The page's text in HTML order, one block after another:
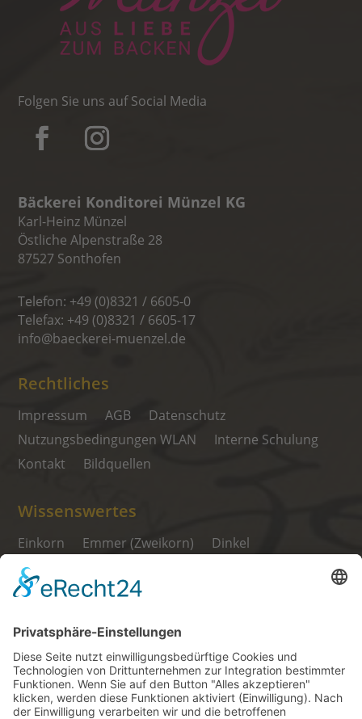
Folgen Sie uns auf Social Media
Bäckerei Konditorei Münzel KG
Karl-Heinz Münzel
Östliche Alpenstraße 28
87527 Sonthofen
Telefon: +49 (0)8321 / 6605-0
Telefax: +49 (0)8321 / 6605-17
info@baeckerei-muenzel.de
Rechtliches
Impressum AGB
Datenschutz
Nutzungsbedingungen WLAN
Interne Schulung
Kontakt
Bildquellen
Wissenswertes
Einkorn Emmer (Zweikorn)
Dinkel
Waldstaudenroggen